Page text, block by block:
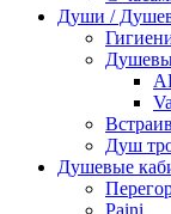
Души /
Душ
Душевые
Paini